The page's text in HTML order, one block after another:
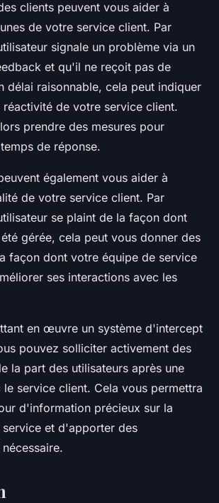
clients peuvent vous aider à
de votre service client. Par
signale un problème via un
et qu'il ne reçoit pas de
délai raisonnable, cela peut indiquer
de votre service client.
prendre des mesures pour
de réponse.
également vous aider à
de votre service client. Par
se plaint de la façon dont
gérée, cela peut vous donner des
façon dont votre équipe de service
ses interactions avec les
en œuvre un système d'intercept
pouvez solliciter activement des
la part des utilisateurs après une
service client. Cela vous permettra
d'information précieux sur la
et d'apporter des